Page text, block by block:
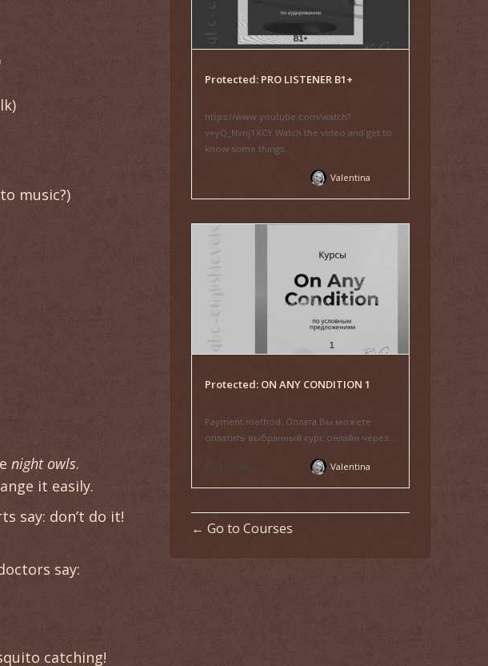
music?)
night owls.
it easily.
say: don’t do it!
say:
catching!
Protected: PRO LISTENER B1+
https://www.youtube.com/watch?
v=yQ_Nvnj1XCY Watch the video and get to
know some things...
Valentina
Protected: ON ANY CONDITION 1
Payment method. Оплата Вы можете
оплатить выбранный курс онлайн через...
₽2,199.00 Valentina
Go to Courses